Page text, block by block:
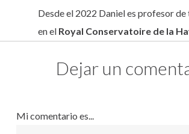
Desde el 2022 Daniel es profesor
en el Royal Conservatoire de la
Dejar un
Mi comentario es...